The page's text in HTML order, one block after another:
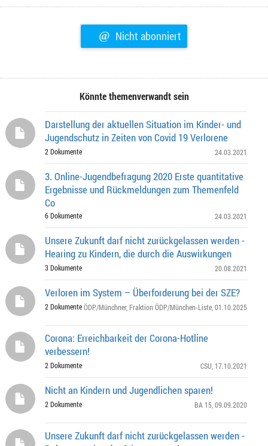
@ Nicht abonniert
Könnte themenverwandt sein
Darstellung der aktuellen Situation im Kinder- und
Jugendschutz in Zeiten von Covid 19 Verlorene
2 Dokumente 24.03.2021
3. Online-Jugendbefragung 2020 Erste quantitative
Ergebnisse und Rückmeldungen zum Themenfeld
Co
6 Dokumente 24.03.2021
Unsere Zukunft darf nicht zurückgelassen werden -
Hearing zu Kindern, die durch die Auswirkungen
3 Dokumente 20.08.2021
Verloren im System – Überforderung bei der SZE?
2 DokumenteÖDP/Münchner, Fraktion ÖDP/München-Liste , 01.10.2025
Corona: Erreichbarkeit der Corona-Hotline
verbessern!
2 Dokumente CSU , 17.10.2021
Nicht an Kindern und Jugendlichen sparen!
2 Dokumente BA 15 , 09.09.2020
Unsere Zukunft darf nicht zurückgelassen werden -